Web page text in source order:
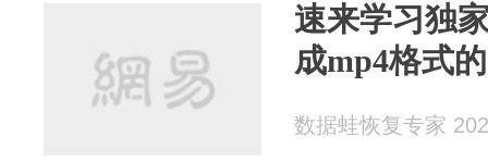
速来学习独
成mp4格式
数据蛙恢复专家